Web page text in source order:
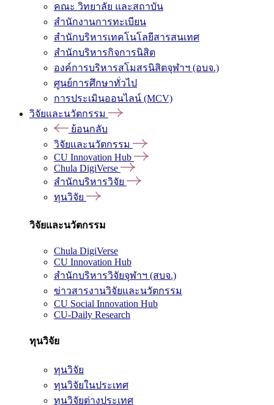
คณะ วิทยาลัย และสถาบัน
สำนักงานการทะเบียน
สำนักบริหารเทคโนโลยีสารสนเทศ
สำนักบริหารกิจการนิสิต
องค์การบริหารสโมสรนิสิตจุฬาฯ (อบจ.)
ศูนย์การศึกษาทั่วไป
การประเมินออนไลน์ (MCV)
วิจัยและนวัตกรรม
ย้อนกลับ
วิจัยและนวัตกรรม
CU Innovation Hub
Chula DigiVerse
สำนักบริหารวิจัย
ทุนวิจัย
วิจัยและนวัตกรรม
Chula DigiVerse
CU Innovation Hub
สำนักบริหารวิจัยจุฬาฯ (สบจ.)
ข่าวสารงานวิจัยและนวัตกรรม
CU Social Innovation Hub
CU-Daily Research
ทุนวิจัย
ทุนวิจัย
ทุนวิจัยในประเทศ
ทุนวิจัยต่างประเทศ